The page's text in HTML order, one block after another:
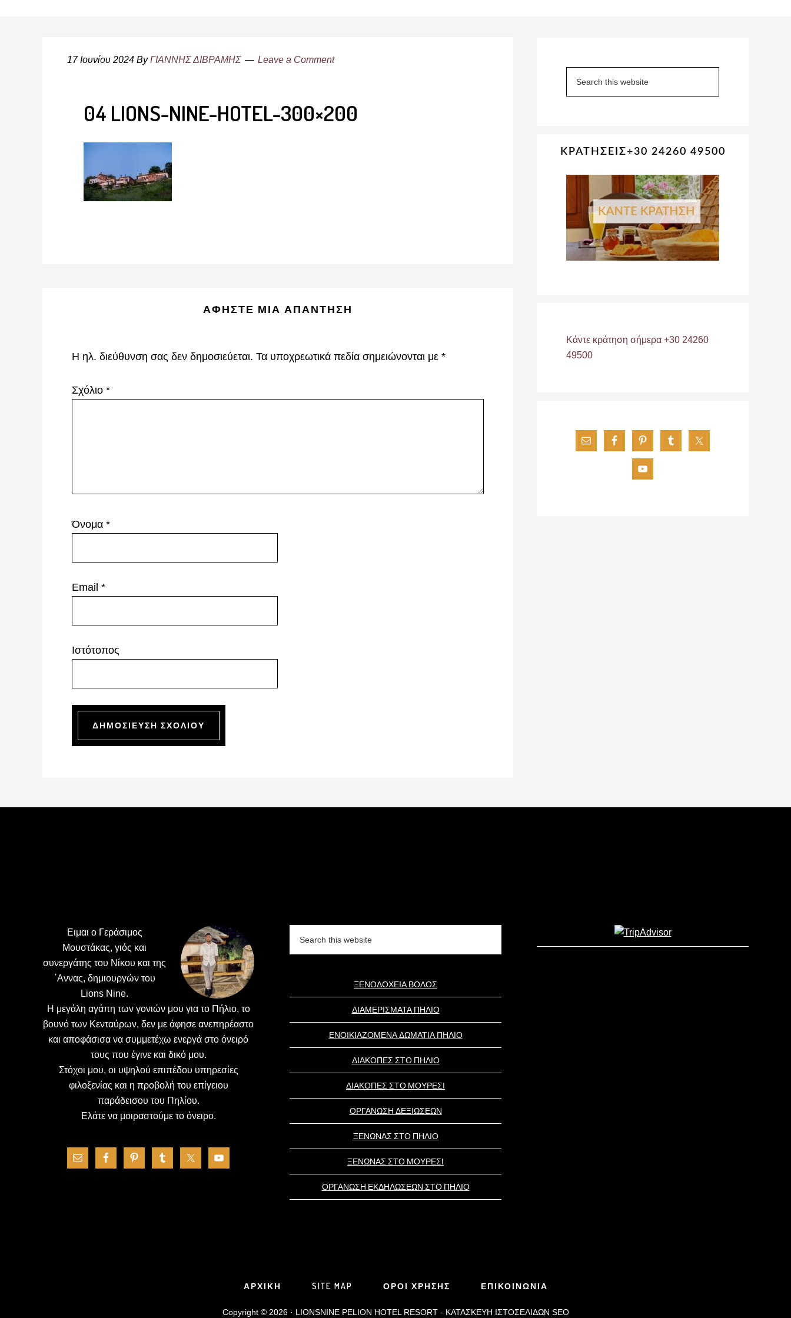
17 Ιουνίου 2024 ByΓΙΑΝΝΗΣ ΔΙΒΡΑΜΗΣ Leave a Comment
04 LIONS-NINE-HOTEL-300×200
ΑΦΉΣΤΕ ΜΙΑ ΑΠΆΝΤΗΣΗ
Η ηλ. διεύθυνση σας δεν δημοσιεύεται. Τα υποχρεωτικά πεδία σημειώνονται με *
Σχόλιο *
Όνομα *
Email *
Ιστότοπος
Sidebar
ΚΡΑΤΗΣΕΙΣ+30 24260 49500
Κάντε κράτηση σήμερα +30 24260
49500
Ειμαι ο Γεράσιμος
Μουστάκας, γιός και
συνεργάτης του Νίκου και της
΄Αννας, δημιουργών του
Lions Nine.
H μεγάλη αγάπη των γονιών μου για το Πήλιο, το
βουνό των Κενταύρων, δεν με άφησε ανεπηρέαστο
και αποφάσισα να συμμετέχω ενεργά στο όνειρό
τους που έγινε και δικό μου.
Στόχοι μου, οι υψηλού επιπέδου υπηρεσίες
φιλοξενίας και η προβολή του επίγειου
παράδεισου του Πηλίου.
Ελάτε να μοιραστούμε το όνειρο.
ΞΕΝΟΔΟΧΕΙΑ ΒΟΛΟΣ
ΔΙΑΜΕΡΙΣΜΑΤΑ ΠΗΛΙΟ
ΕΝΟΙΚΙΑΖΟΜΕΝΑ ΔΩΜΑΤΙΑ ΠΗΛΙΟ
ΔΙΑΚΟΠΕΣ ΣΤΟ ΠΗΛΙΟ
ΔΙΑΚΟΠΕΣ ΣΤΟ ΜΟΥΡΕΣΙ
ΟΡΓΑΝΩΣΗ ΔΕΞΙΩΣΕΩΝ
ΞΕΝΩΝΑΣ ΣΤΟ ΠΗΛΙΟ
ΞΕΝΩΝΑΣ ΣΤΟ ΜΟΥΡΕΣΙ
ΟΡΓΑΝΩΣΗ ΕΚΔΗΛΩΣΕΩΝ ΣΤΟ ΠΗΛΙΟ
ΑΡΧΙΚΗ SITE MAP ΟΡΟΙ ΧΡΗΣΗΣ ΕΠΙΚΟΙΝΩΝΙΑ
Copyright © 2026 · LIONSNINE PELION HOTEL RESORT - ΚΑΤΑΣΚΕΥΗ ΙΣΤΟΣΕΛΙΔΩΝ SEO